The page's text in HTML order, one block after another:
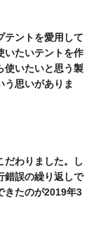
テントを愛用して
いたいテントを作
使いたいと思う製
う思いがありま
だわりました。し
錯誤の繰り返しで
きたのが2019年3